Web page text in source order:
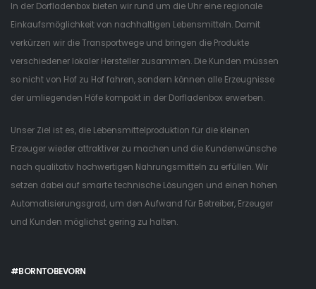
In der Dorfladenbox bieten wir rund um die Uhr eine regionale
Einkaufsmöglichkeit von nachhaltigen Lebensmitteln. Damit
verkürzen wir die Transportwege und bringen die Produkte
verschiedener lokaler Hersteller zusammen. Die Kunden müssen
so nicht von Hof zu Hof fahren, sondern können alle Erzeugnisse
der umliegenden Höfe kompakt in der Dorfladenbox erwerben.
Unser Ziel ist es, die Lebensmittelproduktion für die kleinen
Erzeuger wieder attraktiver zu machen und die Kundenwünsche
nach qualitativ hochwertigen Nahrungsmitteln zu erfüllen. Wir
setzen dabei auf smarte technische Lösungen und einen hohen
Automatisierungsgrad, um den Aufwand für Betreiber, Erzeuger
und Kunden möglichst gering zu halten.
#BORNTOBEVORN